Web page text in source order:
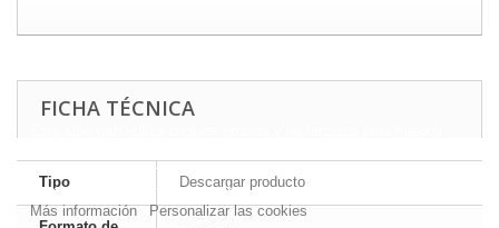
FICHA TÉCNICA
Tipo Descargar producto
preferencias mediante el análisis de sus hábitos de navegación.
Para dar su consentimiento sobre su uso pulse el botón Acepto.
Más información Personalizar las cookies